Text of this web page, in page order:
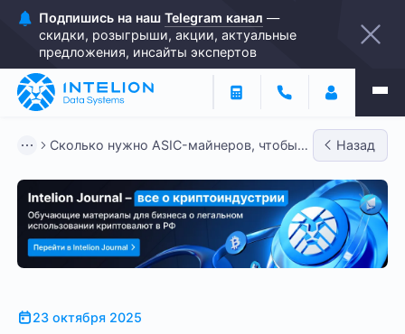
Подпишись на наш Telegram канал —
скидки, розыгрыши, акции, актуальные
предложения, инсайты экспертов
Сколько нужно ASIC-майнеров, чтобы
Назад
23 октября 2025